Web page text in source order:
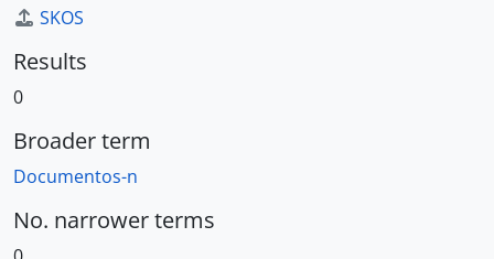
SKOS
Results
0
Broader term
Documentos-n
No. narrower terms